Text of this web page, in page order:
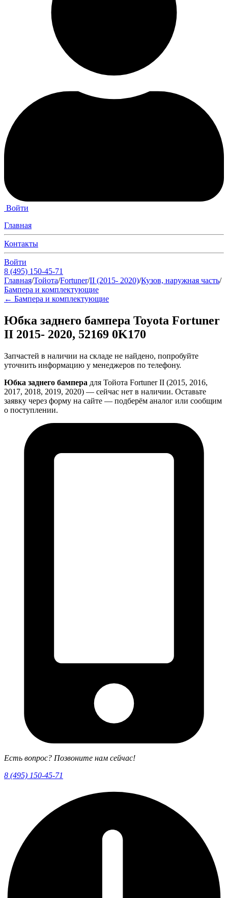
Войти
Главная
Контакты
Войти
8 (495) 150-45-71
Главная/Тойота/Fortuner/II (2015- 2020)/Кузов, наружная часть/
Бампера и комплектующие
← Бампера и комплектующие
Юбка заднего бампера Toyota Fortuner
II 2015- 2020, 52169 0K170
Запчастей в наличии на складе не найдено, попробуйте
уточнить информацию у менеджеров по телефону.
Юбка заднего бампера для Тойота Fortuner II (2015, 2016,
2017, 2018, 2019, 2020) — сейчас нет в наличии. Оставьте
заявку через форму на сайте — подберём аналог или сообщим
о поступлении.
Есть вопрос? Позвоните нам сейчас!
8 (495) 150-45-71